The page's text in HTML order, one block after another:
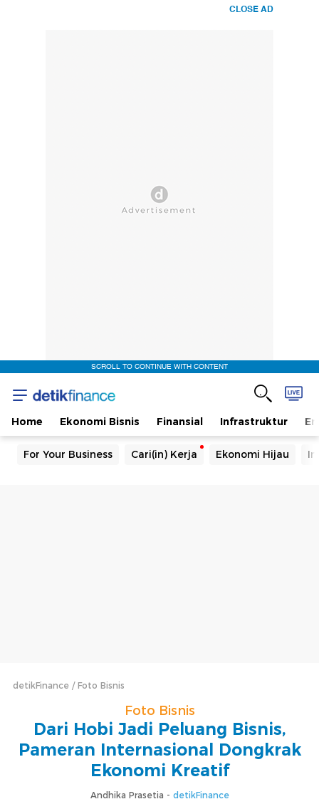
CLOSE AD
SCROLL TO CONTINUE WITH CONTENT
Home Ekonomi Bisnis Finansial Infrastruktur
For Your Business Cari(in) Kerja Ekonomi Hijau
detikFinance Foto Bisnis
Foto Bisnis
Dari Hobi Jadi Peluang Bisnis,
Pameran Internasional Dongkrak
Ekonomi Kreatif
Andhika Prasetia - detikFinance